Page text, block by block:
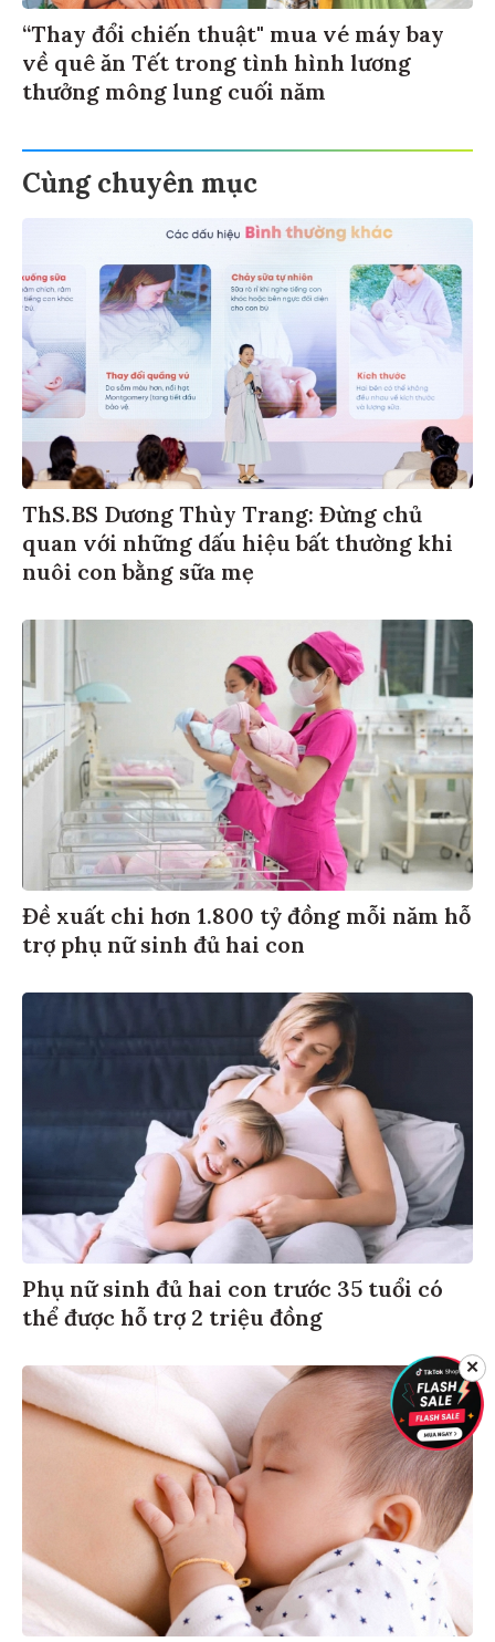
“Thay đổi chiến thuật" mua vé máy bay
về quê ăn Tết trong tình hình lương
thưởng mông lung cuối năm
Cùng chuyên mục
ThS.BS Dương Thùy Trang: Đừng chủ
quan với những dấu hiệu bất thường khi
nuôi con bằng sữa mẹ
Đề xuất chi hơn 1.800 tỷ đồng mỗi năm hỗ
trợ phụ nữ sinh đủ hai con
Phụ nữ sinh đủ hai con trước 35 tuổi có
thể được hỗ trợ 2 triệu đồng
✕